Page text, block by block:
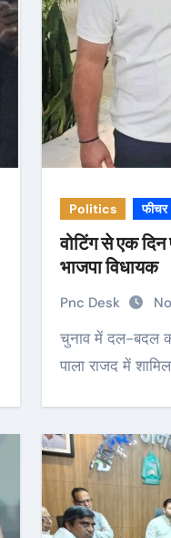
Politics फीचर
वोटिंग से एक
भाजपा विधायक
Pnc Desk
चुनाव में दल-बदल का खेल जारी भाजपा विधायक ने बदला
पाला राजद में